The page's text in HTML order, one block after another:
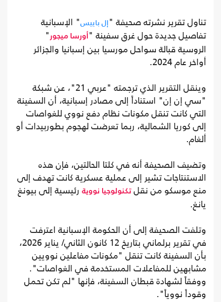
تناول تقرير نشرته صحيفة "إل باييس" الإسبانية
تفاصيل جديدة حول غرق سفينة "أورسا ميجور "
الروسية قبالة سواحل مورسيا بين إسبانيا والجزائر
أواخر عام 2024.
وينقل التقرير الذي ترجمته "عربي 21"، عن شبكة
"سي إن إن" استناداً إلى مصادر إسبانية، أن السفينة
التي كانت تنقل مكونات نظام دفع نووي للغواصات
إلى كوريا الشمالية، ربما تعرضت لهجوم بطوربيدات أو
ألغام.
وتضيف الصحيفة أنه في كلتا الحالتين، فإن هذه
الاستنتاجات تشير إلى عملية عسكرية كانت تهدف إلى
منع موسكو من نقلتكنولوجيا نووية رئيسية إلى بيونغ
يانغ.
وتلفت الصحيفة إلى أن الحكومة الإسبانية اعترفت
في تقرير برلماني بتاريخ 12 كانون الثاني/ يناير 2026،
بأن السفينة كانت تنقل "مكونات مفاعلين نوويين
مشابهين للمفاعلات المستخدمة في الغواصات".
ووفقاً لشهادة قبطان السفينة، فإنها "لم تكن تحمل
وقوداً نووياً".